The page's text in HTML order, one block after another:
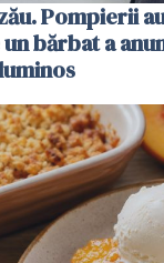
Pompierii
bărbat a